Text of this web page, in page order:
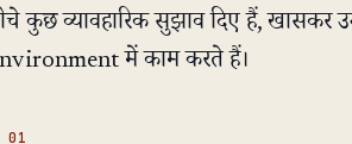
कुछ व्यावहारिक सुझाव दिए हैं,
में काम करते हैं।